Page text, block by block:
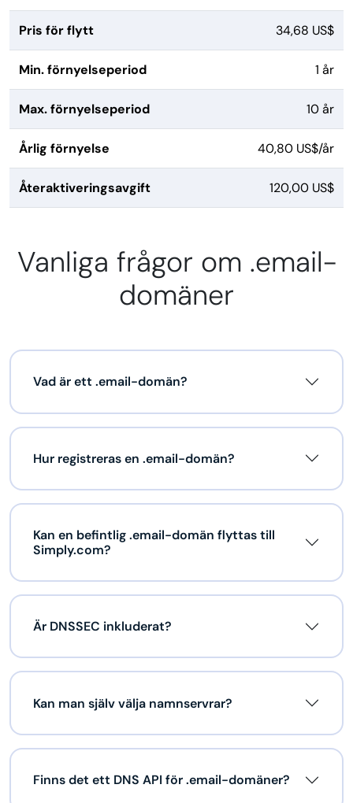
Pris för flytt 34,68 US$
Min. förnyelseperiod 1 år
Max. förnyelseperiod 10 år
Årlig förnyelse 40,80 US$/år
Återaktiveringsavgift 120,00 US$
Vanliga frågor om .email-
domäner
Vad är ett .email-domän?
Hur registreras en .email-domän?
Kan en befintlig .email-domän flyttas till
Simply.com?
Är DNSSEC inkluderat?
Kan man själv välja namnservrar?
Finns det ett DNS API för .email-domäner?